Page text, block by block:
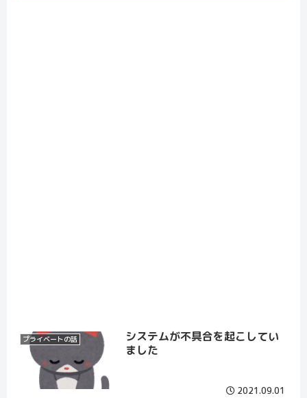
プライベートの話
システムが不具合を起こしてい
ました
2021.09.01